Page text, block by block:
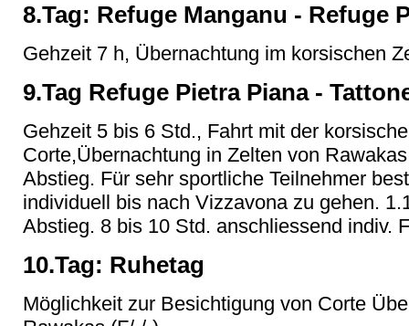
8.Tag: Refuge Manganu - Refuge
Gehzeit 7 h, Übernachtung im korsischen
9.Tag Refuge Pietra Piana -
Gehzeit 5 bis 6 Std., Fahrt mit der
Corte,Übernachtung in Zelten von
Abstieg. Für sehr sportliche Teilnehmer
individuell bis nach Vizzavona zu gehen.
Abstieg. 8 bis 10 Std. anschliessend indiv.
10.Tag: Ruhetag
Möglichkeit zur Besichtigung von Corte